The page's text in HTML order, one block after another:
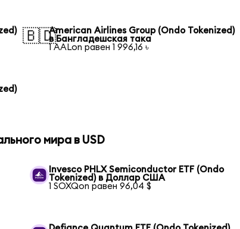
🇧🇩American Airlines Group (Ondo Tokenized)
в Бангладешская така
1 AALon равен 1 996,16 ৳
мира в USD
Invesco PHLX Semiconductor ETF (Ondo
Tokenized) в Доллар США
1 SOXQon равен 96,04 $